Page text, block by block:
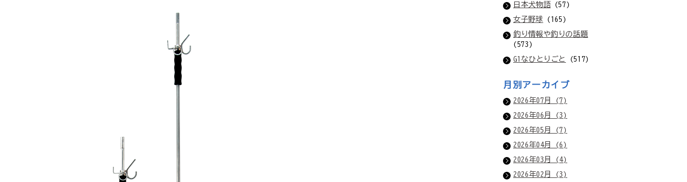
日本犬物語(57)
女子野球 (165)
釣り情報や釣りの話題
(573)
G1なひとりごと
(517)
月別アーカイブ
2026年07月 (7)
2026年06月 (3)
2026年05月 (7)
2026年04月 (6)
2026年03月 (4)
2026年02月 (3)